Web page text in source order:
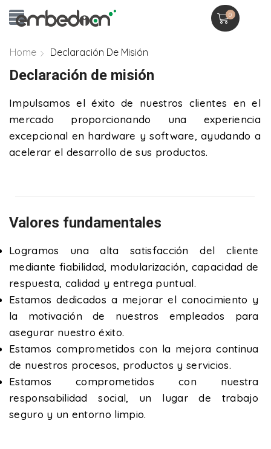
0
Home Declaración De Misión
Declaración de misión
Impulsamos el éxito de nuestros clientes en el
mercado proporcionando una experiencia
excepcional en hardware y software, ayudando a
acelerar el desarrollo de sus productos.
Valores fundamentales
Logramos una alta satisfacción del cliente
mediante fiabilidad, modularización, capacidad de
respuesta, calidad y entrega puntual.
Estamos dedicados a mejorar el conocimiento y
la motivación de nuestros empleados para
asegurar nuestro éxito.
Estamos comprometidos con la mejora continua
de nuestros procesos, productos y servicios.
Estamos comprometidos con nuestra
responsabilidad social, un lugar de trabajo
seguro y un entorno limpio.